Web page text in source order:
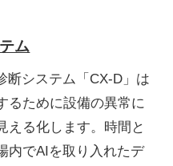
ム
断システム「CX-D」は
るために設備の異常に
える化します。時間と
内でAIを取り入れたデ